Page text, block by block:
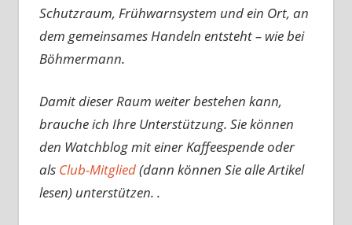
Schutzraum, Frühwarnsystem und ein Ort, an
dem gemeinsames Handeln entsteht – wie bei
Böhmermann.
Damit dieser Raum weiter bestehen kann,
brauche ich Ihre Unterstützung. Sie können
den Watchblog mit einer Kaffeespende oder
als Club-Mitglied(dann können Sie alle Artikel
lesen) unterstützen. .